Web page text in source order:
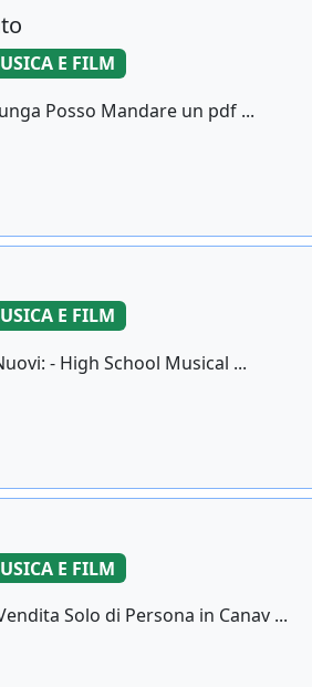
E FILM
Posso Mandare un pdf ...
E FILM
- High School Musical ...
E FILM
Solo di Persona in Canav ...